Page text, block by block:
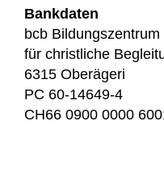
Bankdaten
bcb Bildungszentrum
für christliche
6315 Oberägeri
PC 60-14649-4
CH66 0900 0000